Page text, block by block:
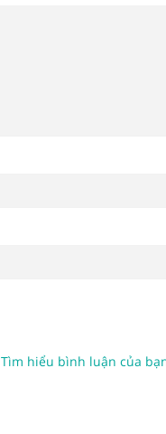
Tìm hiểu bình luận của